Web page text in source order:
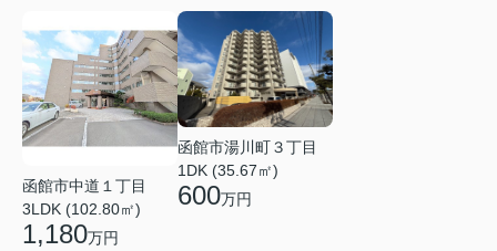
函館市中道１丁目
3LDK (102.80㎡)
1,180万円
函館市湯川町３丁目
1DK (35.67㎡)
600万円